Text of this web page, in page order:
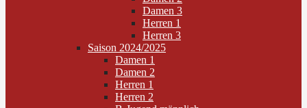
Damen 3
Herren 1
Herren 3
Saison 2024/2025
Damen 1
Damen 2
Herren 1
Herren 2